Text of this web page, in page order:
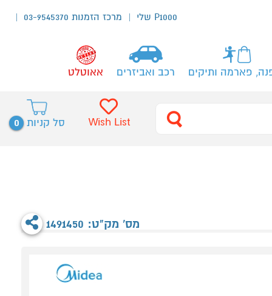
P1000 שלי מרכז הזמנות 03-9545370
פארמה ותיקים רכב ואביזרים אאוטלט
סל קניות 0 Wish List
מס' מק"ט: 1491450